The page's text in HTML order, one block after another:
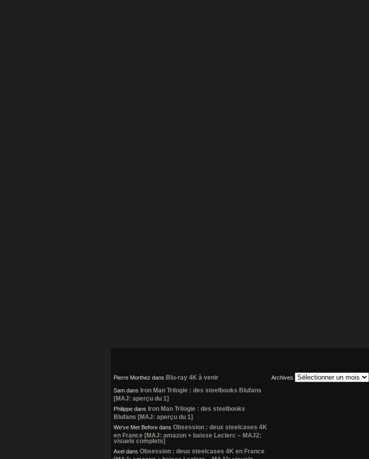
Pierre Morthez dans Blu-ray 4K à venir
Sam dans Iron Man Trilogie : des steelbooks Blufans
[MAJ: aperçu du 1]
Philippe dans Iron Man Trilogie : des steelbooks
Blufans [MAJ: aperçu du 1]
We've Met Before dans Obsession : deux steelcases 4K
en France [MAJ: amazon + baisse Leclerc – MAJ2:
visuels complets]
Axel dans Obsession : deux steelcases 4K en France
Archives